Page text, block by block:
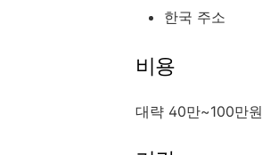
한국 주소
비용
대략 40만~100만원